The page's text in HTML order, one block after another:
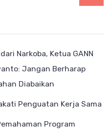
Narkoba, Ketua GANN
Jangan Berharap
Diabaikan
Penguatan Kerja Sama
Program